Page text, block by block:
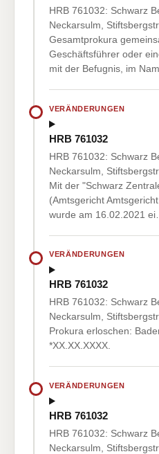
HRB 761032: Schwarz
Neckarsulm,
Gesamtprokura
Geschäftsführer oder
mit der Befugnis, im
VERÄNDERUNGEN
HRB 761032
HRB 761032: Schwarz
Neckarsulm,
Mit der "Schwarz
(Amtsgericht
wurde am 16.02.2021 ei…
VERÄNDERUNGEN
HRB 761032
HRB 761032: Schwarz
Neckarsulm,
Prokura erloschen:
*XX.XX.XXXX.
VERÄNDERUNGEN
HRB 761032
HRB 761032: Schwarz
Neckarsulm,